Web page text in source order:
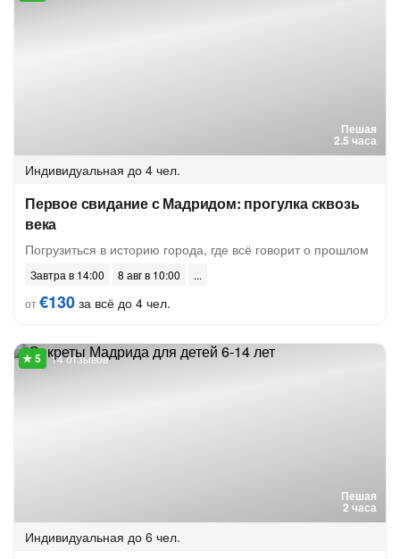
Пешая
2.5 часа
Индивидуальная до 4 чел.
Первое свидание с Мадридом: прогулка сквозь
века
Погрузиться в историю города, где всё говорит о прошлом
Завтра в 14:00
8 авг в 10:00
от€130 за всё до 4 чел.
Пешая
2 часа
14 отзывов
Индивидуальная до 6 чел.